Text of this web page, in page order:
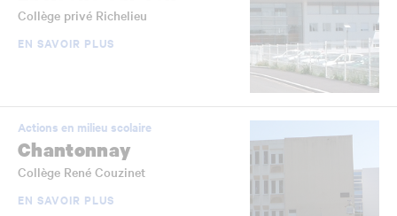
Collège privé Richelieu
EN SAVOIR PLUS
Actions en milieu scolaire
Chantonnay
Collège René Couzinet
EN SAVOIR PLUS